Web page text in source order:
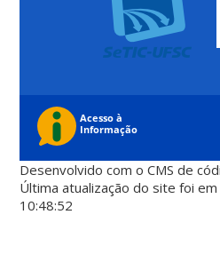
Desenvolvido com o CMS de
Última atualização do site foi
10:48:52